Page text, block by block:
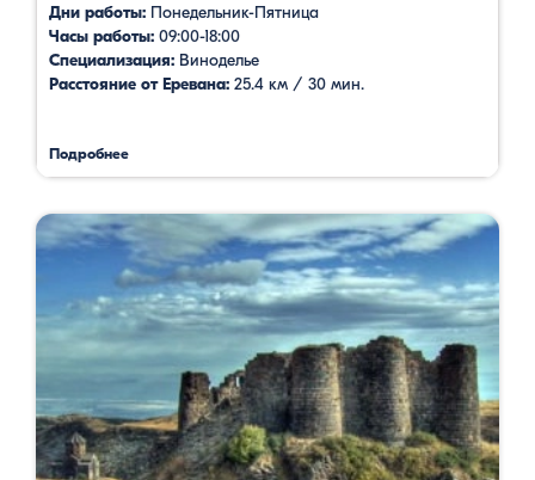
Дни работы: Понедельник-Пятница
Часы работы: 09:00-18:00
Специализация: Виноделье
Расстояние от Еревана: 25.4 км / 30 мин.
Подробнее